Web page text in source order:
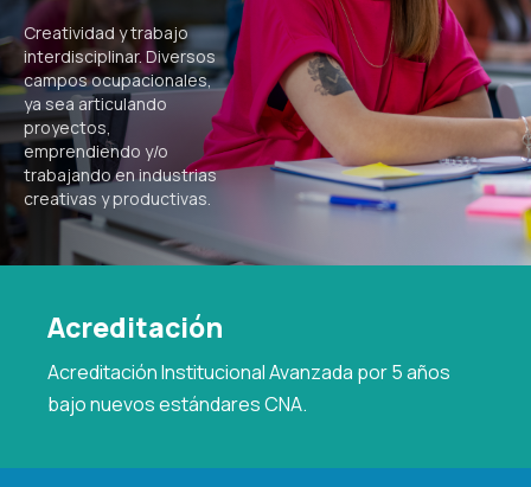
Creatividad y trabajo
interdisciplinar. Diversos
campos ocupacionales,
ya sea articulando
proyectos,
emprendiendo y/o
trabajando en industrias
creativas y productivas.
Acreditación
Acreditación Institucional Avanzada por 5 años
bajo nuevos estándares CNA.